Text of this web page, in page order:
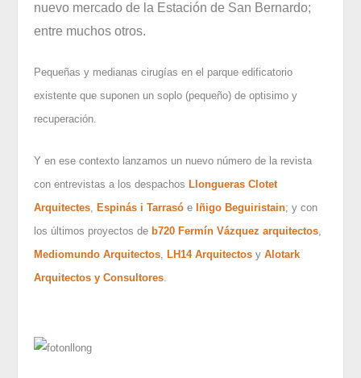
nuevo mercado de la Estación de San Bernardo;
entre muchos otros.
Pequeñas y medianas cirugías en el parque edificatorio
existente que suponen un soplo (pequeño) de optisimo y
recuperación.
Y en ese contexto lanzamos un nuevo número de la revista
con entrevistas a los despachos Llongueras Clotet
Arquitectes
Espinás i Tarrasó e Iñigo Beguiristain; y con
los últimos proyectos de b720 Fermín Vázquez arquitectos
Mediomundo Arquitectos
LH14 Arquitectos yAlotark
Arquitectos y Consultores